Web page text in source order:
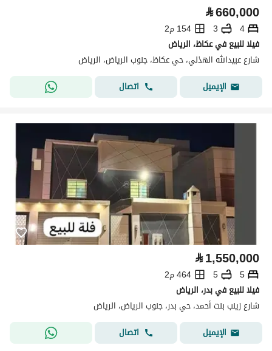
⃁660,000
4
3
154 م2
فيلا للبيع في عكاظ، الرياض
شارع عبيدالله الهذلي، حي عكاظ، جنوب الرياض، الرياض
الإيميل
اتصال
⃁1,550,000
5
5
464 م2
فيلا للبيع في بدر، الرياض
شارع زينب بنت أحمد، حي بدر، جنوب الرياض، الرياض
الإيميل
اتصال